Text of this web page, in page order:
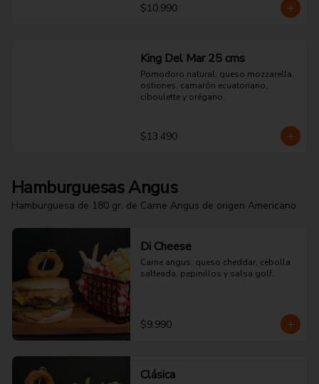
$10.990
King Del Mar 25 cms
Pomodoro natural, queso mozzarella,
ostiones, camarón ecuatoriano,
ciboulette y orégano.
$13.490
Hamburguesas Angus
Hamburguesa de 180 gr. de Carne Angus de origen Americano
Di Cheese
Carne angus, queso cheddar, cebolla
salteada, pepinillos y salsa golf.
$9.990
Clásica